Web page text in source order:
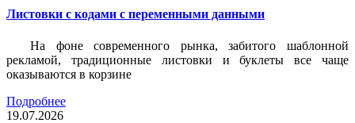
Листовки c кодами с переменными данными
На фоне современного рынка, забитого шаблонной
рекламой, традиционные листовки и буклеты все чаще
оказываются в корзине
Подробнее
19.07.2026